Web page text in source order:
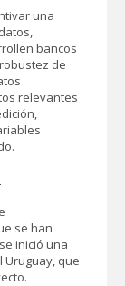
una
bancos
de
relevantes
se han
inició una
Uruguay, que